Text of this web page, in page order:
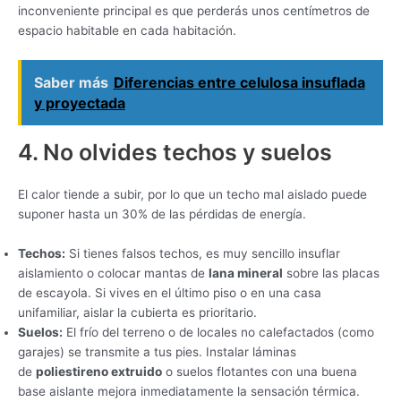
inconveniente principal es que perderás unos centímetros de
espacio habitable en cada habitación.
Saber más Diferencias entre celulosa insuflada
y proyectada
4. No olvides techos y suelos
El calor tiende a subir, por lo que un techo mal aislado puede
suponer hasta un 30% de las pérdidas de energía.
Techos: Si tienes falsos techos, es muy sencillo insuflar
aislamiento o colocar mantas de lana mineral sobre las placas
de escayola. Si vives en el último piso o en una casa
unifamiliar, aislar la cubierta es prioritario.
Suelos: El frío del terreno o de locales no calefactados (como
garajes) se transmite a tus pies. Instalar láminas
de poliestireno extruido o suelos flotantes con una buena
base aislante mejora inmediatamente la sensación térmica.